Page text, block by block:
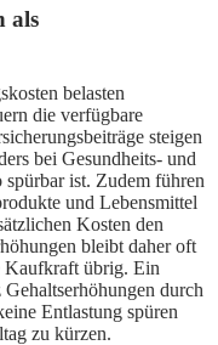
als
belasten
die verfügbare
steigen
bei Gesundheits- und
ist. Zudem führen
und Lebensmittel
Kosten den
bleibt daher oft
Kaufkraft übrig. Ein
durch
Entlastung spüren
zu kürzen.